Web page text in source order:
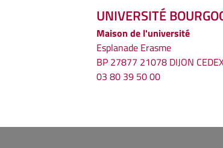
UNIVERSITÉ
Maison de l'université
Esplanade Erasme
BP 27877 21078 DIJON
03 80 39 50 00